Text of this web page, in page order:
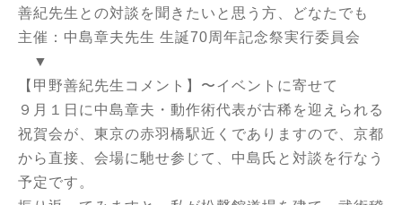
善紀先生との対談を聞きたいと思う方、どなたでも
主催：中島章夫先生 生誕70周年記念祭実行委員会
▼
【甲野善紀先生コメント】〜イベントに寄せて
９月１日に中島章夫・動作術代表が古稀を迎えられる
祝賀会が、東京の赤羽橋駅近くでありますので、京都
から直接、会場に馳せ参じて、中島氏と対談を行なう
予定です。